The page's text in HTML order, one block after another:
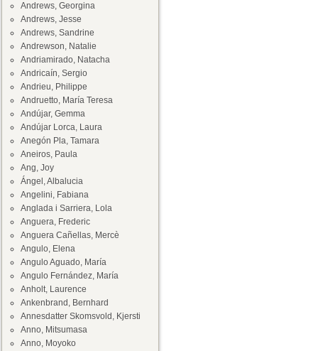
Andrews, Georgina
Andrews, Jesse
Andrews, Sandrine
Andrewson, Natalie
Andriamirado, Natacha
Andricaín, Sergio
Andrieu, Philippe
Andruetto, María Teresa
Andújar, Gemma
Andújar Lorca, Laura
Anegón Pla, Tamara
Aneiros, Paula
Ang, Joy
Ángel, Albalucia
Angelini, Fabiana
Anglada i Sarriera, Lola
Anguera, Frederic
Anguera Cañellas, Mercè
Angulo, Elena
Angulo Aguado, María
Angulo Fernández, María
Anholt, Laurence
Ankenbrand, Bernhard
Annesdatter Skomsvold, Kjersti
Anno, Mitsumasa
Anno, Moyoko